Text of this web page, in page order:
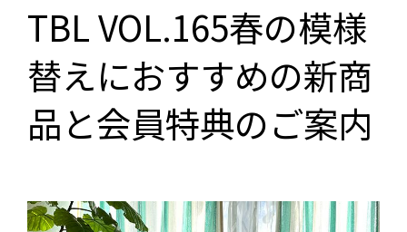
TBL VOL.165春の模様
替えにおすすめの新商
品と会員特典のご案内